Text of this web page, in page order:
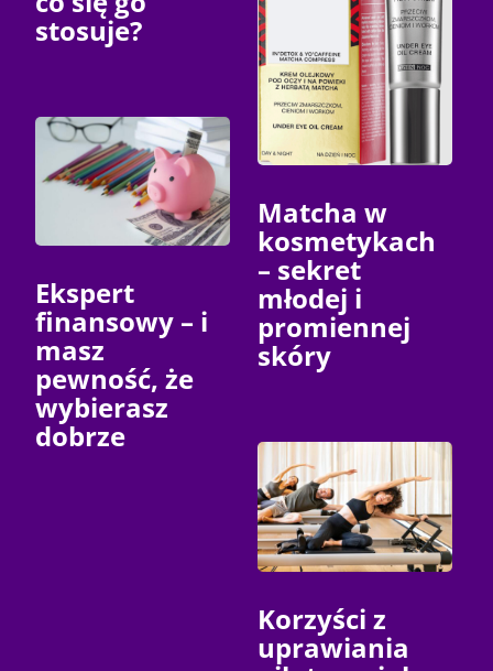
stosuje?
Ekspert
finansowy – i
masz
pewność, że
wybierasz
dobrze
Matcha w
kosmetykach
– sekret
młodej i
promiennej
skóry
Korzyści z
uprawiania